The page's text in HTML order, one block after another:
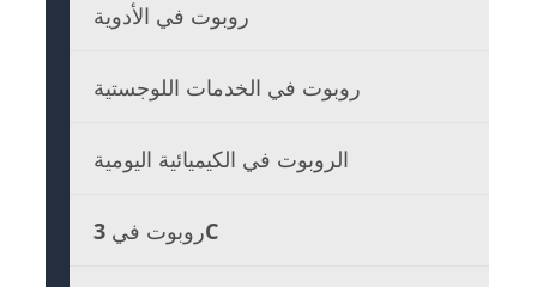
روبوت في الأدوية
روبوت في الخدمات اللوجستية
الروبوت في الكيميائية اليومية
روبوت في 3C